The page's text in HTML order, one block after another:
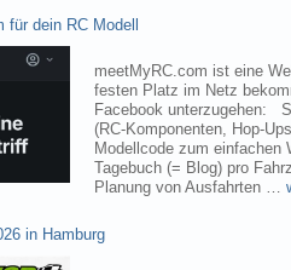
dein RC Modell
meetMyRC.com ist eine
festen Platz im Netz
Facebook unterzugehen:
(RC-Komponenten, Hop-
Modellcode zum einfachen
Tagebuch (= Blog) pro
Planung von Ausfahrten …
in Hamburg